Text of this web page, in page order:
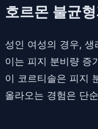
호르몬 불균
성인 여성의 경우,
이는 피지 분비량 증
이 코르티솔은 피지
올라오는 경험은 단